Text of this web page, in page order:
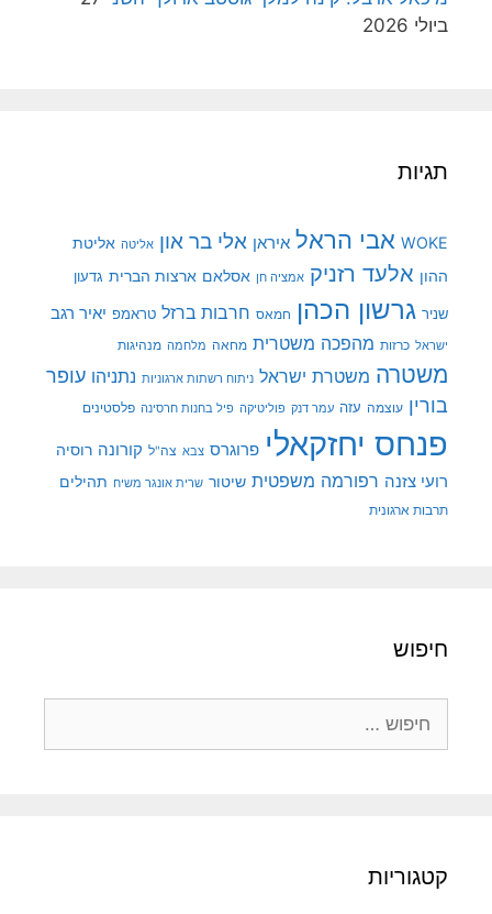
ביולי 2026
תגיות
WOKE אבי הראל איראן אלי בר און אליטה אליטת
ההון אלעד רזניק אמציה חן אסלאם ארצות הברית גדעון
שניר גרשון הכהן חמאס חרבות ברזל טראמפ יאיר רגב
ישראל כרזות מהפכה משטרית מחאה מלחמה מנהיגות
משטרה משטרת ישראל ניתוח רשתות ארגוניות נתניהו עופר
בורין עוצמה עזה עמר דנק פוליטיקה פיל בחנות חרסינה פלסטינים
פנחס יחזקאלי פרוגרס צבא צה"ל קורונה רוסיה
רועי צזנה רפורמה משפטית שיטור שרית אונגר משיח תהילים
תרבות ארגונית
חיפוש
קטגוריות